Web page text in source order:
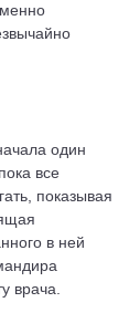
один
все
показывая
в ней
врача.